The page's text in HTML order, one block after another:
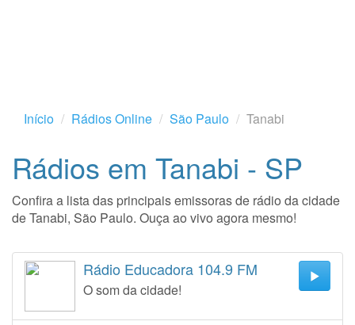
Início Rádios Online São Paulo Tanabi
Rádios em Tanabi - SP
Confira a lista das principais emissoras de rádio da cidade
de Tanabi, São Paulo. Ouça ao vivo agora mesmo!
Rádio Educadora 104.9 FM
O som da cidade!